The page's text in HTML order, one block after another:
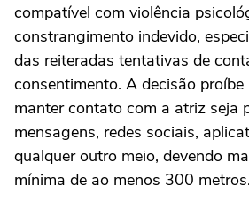
compatível com violência
constrangimento indevido,
das reiteradas tentativas de
consentimento. A decisão
manter contato com a atriz seja
mensagens, redes sociais,
qualquer outro meio, devendo
mínima de ao menos 300 metros.